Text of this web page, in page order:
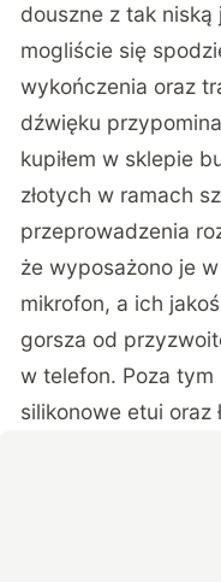
douszne z tak
mogliście się
wykończenia oraz
dźwięku
kupiłem w sklepie
złotych w ramach
przeprowadzenia
że wyposażono je
mikrofon, a ich
gorsza od
w telefon. Poza
silikonowe etui oraz